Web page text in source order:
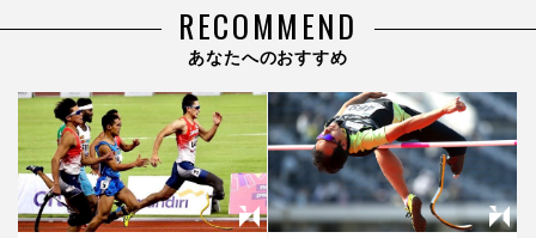
RECOMMEND
あなたへのおすすめ